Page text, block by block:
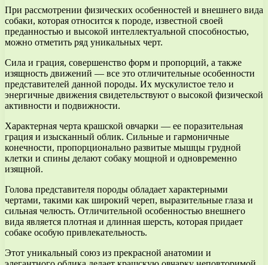
При рассмотрении физических особенностей и внешнего вида
собаки, которая относится к породе, известной своей
преданностью и высокой интеллектуальной способностью,
можно отметить ряд уникальных черт.
Сила и грация, совершенство форм и пропорций, а также
изящность движений — все это отличительные особенности
представителей данной породы. Их мускулистое тело и
энергичные движения свидетельствуют о высокой физической
активности и подвижности.
Характерная черта крашской овчарки — ее поразительная
грация и изысканный облик. Сильные и гармоничные
конечности, пропорционально развитые мышцы грудной
клетки и спины делают собаку мощной и одновременно
изящной.
Голова представителя породы обладает характерными
чертами, такими как широкий череп, выразительные глаза и
сильная челюсть. Отличительной особенностью внешнего
вида является плотная и длинная шерсть, которая придает
собаке особую привлекательность.
Этот уникальный союз из прекрасной анатомии и